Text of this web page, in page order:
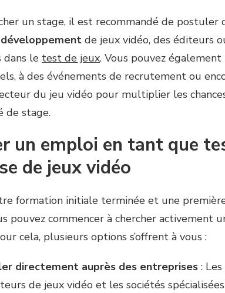
un stage, il est recommandé de postuler
de jeux vidéo, des éditeurs
dans le test de jeux. Vous pouvez
à des événements de recrutement ou
du jeu vidéo pour multiplier les
de stage.
un emploi en tant que
de jeux vidéo
formation initiale terminée et une
pouvez commencer à chercher activement
cela, plusieurs options s’offrent à vous :
directement auprès des entreprises :
de jeux vidéo et les sociétés